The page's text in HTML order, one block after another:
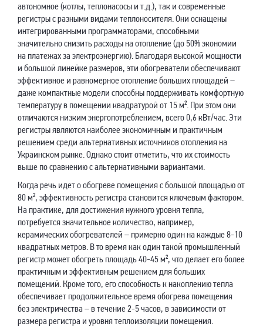
автономное (котлы, теплонасосы и т.д.), так и современные
регистры с разными видами теплоносителя. Они оснащены
интегрированными программаторами, способными
значительно снизить расходы на отопление (до 50% экономии
на платежах за электроэнергию). Благодаря высокой мощности
и большой линейке размеров, эти обогреватели обеспечивают
эффективное и равномерное отопление больших площадей –
даже компактные модели способны поддерживать комфортную
температуру в помещении квадратурой от 15 м². При этом они
отличаются низким энергопотреблением, всего 0,6 кВт/час. Эти
регистры являются наиболее экономичным и практичным
решением среди альтернативных источников отопления на
Украинском рынке. Однако стоит отметить, что их стоимость
выше по сравнению с альтернативными вариантами.
Когда речь идет о обогреве помещения с большой площадью от
80 м², эффективность регистра становится ключевым фактором.
На практике, для достижения нужного уровня тепла,
потребуется значительное количество, например,
керамических обогревателей – примерно один на каждые 8-10
квадратных метров. В то время как один такой промышленный
регистр может обогреть площадь 40-45 м², что делает его более
практичным и эффективным решением для больших
помещений. Кроме того, его способность к накоплению тепла
обеспечивает продолжительное время обогрева помещения
без электричества – в течение 2-5 часов, в зависимости от
размера регистра и уровня теплоизоляции помещения.